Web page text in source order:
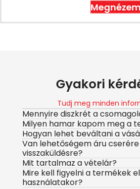
Megnézem
Gyakori
Tudj meg minden
Mennyire diszkrét a
Milyen hamar kapom meg a
Hogyan lehet beváltani a
Van lehetőségem áru cserére
visszaküldésre?
Mit tartalmaz a vételár?
Mire kell figyelni a termékek
használatakor?